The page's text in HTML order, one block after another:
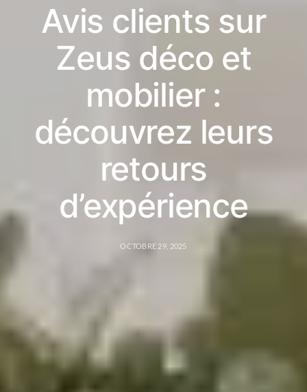
Avis clients sur
Zeus déco et
mobilier :
découvrez leurs
retours
d’expérience
OCTOBRE 29, 2025